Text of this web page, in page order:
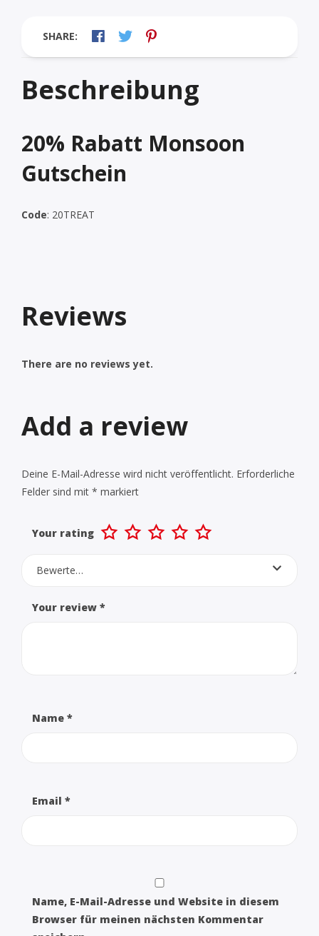
SHARE:
Beschreibung
20% Rabatt Monsoon
Gutschein
Code: 20TREAT
Reviews
There are no reviews yet.
Add a review
Deine E-Mail-Adresse wird nicht veröffentlicht. Erforderliche
Felder sind mit * markiert
Your rating
Bewerte…
Your review *
Name *
Email *
Name, E-Mail-Adresse und Website in diesem
Browser für meinen nächsten Kommentar